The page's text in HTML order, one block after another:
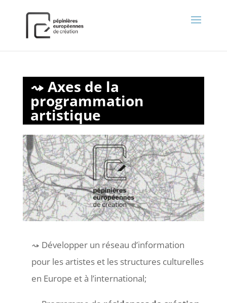
Axes de la
programmation
artistique
Développer un réseau d’information
pour les artistes et les structures culturelles
en Europe et à l’international;